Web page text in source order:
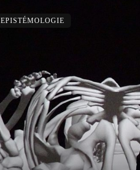
EPISTÉMOLOGIE